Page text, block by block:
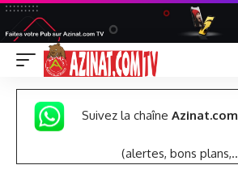
Suivez la chaîne
(alertes, bons